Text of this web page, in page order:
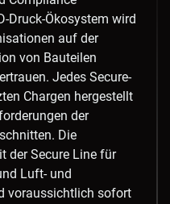
Druck-Ökosystem wird
auf der
von Bauteilen
Jedes Secure-
Chargen hergestellt
der
Die
der Secure Line für
Luft- und
voraussichtlich sofort